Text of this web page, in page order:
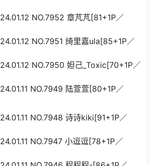
NO.7952 章芃芃[81+1P／
NO.7951 绮里嘉ula[85+1P／
NO.7950 妲己_Toxic[70+1P／
NO.7949 陆萱萱[80+1P／
NO.7948 诗诗kiki[91+1P／
NO.7947 小逗逗[78+1P／